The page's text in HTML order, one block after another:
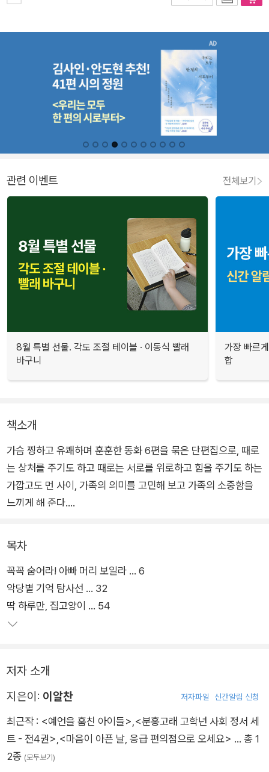
관련 이벤트 전체보기
8월 특별 선물. 각도 조절 테이블 · 이동식 빨래
바구니
가장 빠르
합
책소개
가슴 찡하고 유쾌하며 훈훈한 동화 6편을 묶은 단편집으로, 때로
는 상처를 주기도 하고 때로는 서로를 위로하고 힘을 주기도 하는
가깝고도 먼 사이, 가족의 의미를 고민해 보고 가족의 소중함을
느끼게 해 준다.
이알찬 작가의 국제신문 신춘문예 등단작이자 표제작인 <응급
편의점>을 비롯해 2022년, 2023년 아르코 발표 지원 선정작이
수록된 단편집이다. 실직한 아빠와 그런 아빠의 비밀을 지켜야 하
는 동민이(꼭꼭 숨어라! 아빠 머리 보일라), 아빠의 장례식장에서
엄마가 다른 동생을 처음 만난 진우(악당별 기억 탐사선), 아이가
생사 위기에 놓였다는 공통의 슬픔을 공유하는 고양이와 미유 엄
쳐 몸에 전기가 흐르게 된 도현 엄마(엄마는 충전 중), 베트남 파
병 트라우마 때문에 술을 찾는 할아버지와 그런 할아버지 때문에
수록된 이야기 속 여섯 가족은 각기 다른 상실의 아픔을 품고 있
목차
꼭꼭 숨어라! 아빠 머리 보일라 … 6
악당별 기억 탐사선 … 32
딱 하루만, 집고양이 … 54
저자 소개
지은이: 이알찬 저자파일 신간알림 신청
최근작 : <예언을 훔친 아이들>,<분홍고래 고학년 사회 정서 세
트 - 전4권>,<마음이 아픈 날, 응급 편의점으로 오세요> … 총 1
2종 (모두보기)